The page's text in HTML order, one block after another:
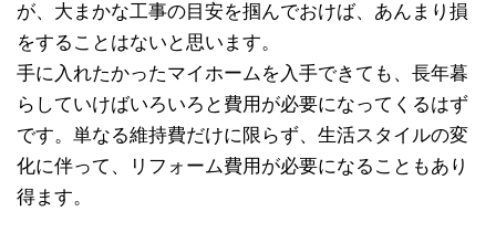
が、大まかな工事の目安を掴んでおけば、あんまり損
をすることはないと思います。
手に入れたかったマイホームを入手できても、長年暮
らしていけばいろいろと費用が必要になってくるはず
です。単なる維持費だけに限らず、生活スタイルの変
化に伴って、リフォーム費用が必要になることもあり
得ます。